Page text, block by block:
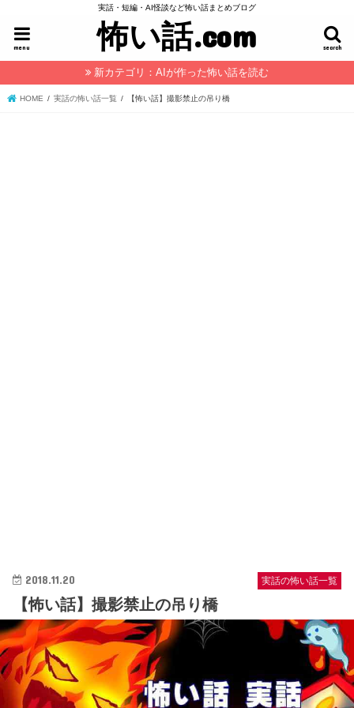
実話・短編・AI怪談など怖い話まとめブログ
怖い話.com search
menu
新カテゴリ：AIが作った怖い話を読む
HOME 実話の怖い話一覧 【怖い話】撮影禁止の吊り橋
実話の怖い話一覧
2018.11.20
【怖い話】撮影禁止の吊り橋